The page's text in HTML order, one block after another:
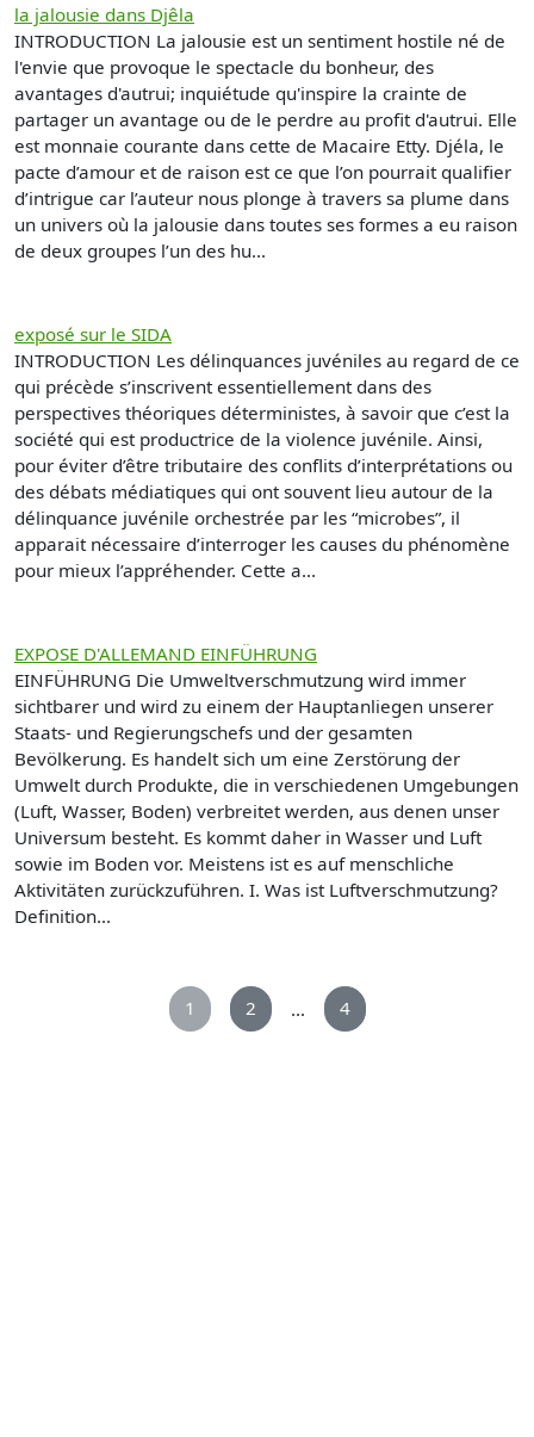
la jalousie dans Djêla
INTRODUCTION La jalousie est un sentiment hostile né de
l'envie que provoque le spectacle du bonheur, des
avantages d'autrui; inquiétude qu'inspire la crainte de
partager un avantage ou de le perdre au profit d'autrui. Elle
est monnaie courante dans cette de Macaire Etty. Djéla, le
pacte d’amour et de raison est ce que l’on pourrait qualifier
d’intrigue car l’auteur nous plonge à travers sa plume dans
un univers où la jalousie dans toutes ses formes a eu raison
de deux groupes l’un des hu...
exposé sur le SIDA
INTRODUCTION Les délinquances juvéniles au regard de ce
qui précède s’inscrivent essentiellement dans des
perspectives théoriques déterministes, à savoir que c’est la
société qui est productrice de la violence juvénile. Ainsi,
pour éviter d’être tributaire des conflits d’interprétations ou
des débats médiatiques qui ont souvent lieu autour de la
délinquance juvénile orchestrée par les “microbes”, il
apparait nécessaire d’interroger les causes du phénomène
pour mieux l’appréhender. Cette a...
EXPOSE D'ALLEMAND EINFÜHRUNG
EINFÜHRUNG Die Umweltverschmutzung wird immer
sichtbarer und wird zu einem der Hauptanliegen unserer
Staats- und Regierungschefs und der gesamten
Bevölkerung. Es handelt sich um eine Zerstörung der
Umwelt durch Produkte, die in verschiedenen Umgebungen
(Luft, Wasser, Boden) verbreitet werden, aus denen unser
Universum besteht. Es kommt daher in Wasser und Luft
sowie im Boden vor. Meistens ist es auf menschliche
Aktivitäten zurückzuführen. I. Was ist Luftverschmutzung?
Definition...
1 2 ... 4